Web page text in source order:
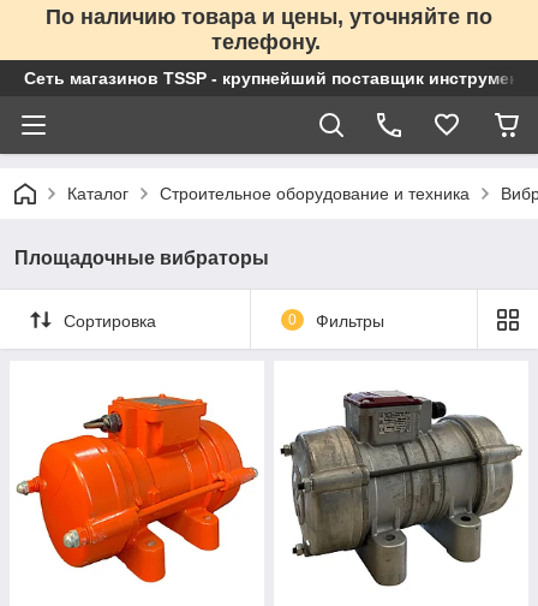
По наличию товара и цены, уточняйте по
телефону.
Сеть магазинов TSSP - крупнейший поставщик
Каталог Строительное оборудование и техника
Площадочные вибраторы
Сортировка 0 Фильтры